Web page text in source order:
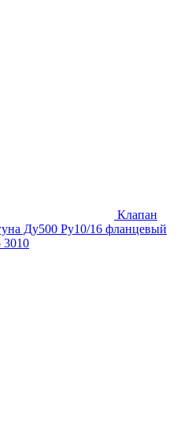
Клапан
Ду500 Ру10/16 фланцевый
3010